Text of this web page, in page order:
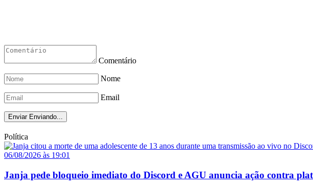
Comentário
Nome
Email
Enviar Enviando...
Política
06/08/2026 às 19:01
Janja pede bloqueio imediato do Discord e AGU anuncia ação contra